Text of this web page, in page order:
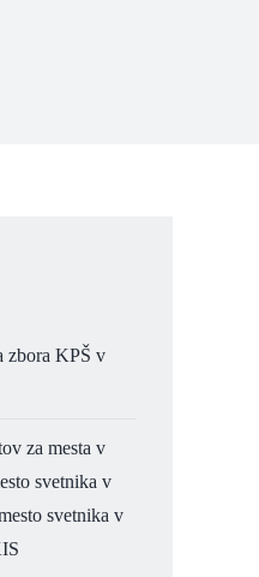
zbora KPŠ v
za mesta v
svetnika v
svetnika v